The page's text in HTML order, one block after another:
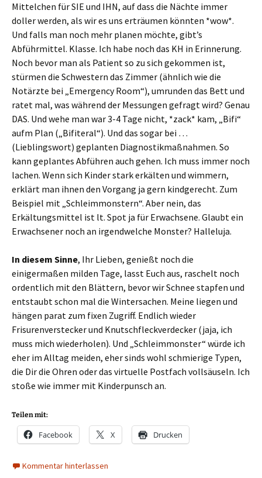
Mittelchen für SIE und IHN, auf dass die Nächte immer
doller werden, als wir es uns erträumen könnten *wow*.
Und falls man noch mehr planen möchte, gibt’s
Abführmittel. Klasse. Ich habe noch das KH in Erinnerung.
Noch bevor man als Patient so zu sich gekommen ist,
stürmen die Schwestern das Zimmer (ähnlich wie die
Notärzte bei „Emergency Room“), umrunden das Bett und
ratet mal, was während der Messungen gefragt wird? Genau
DAS. Und wehe man war 3-4 Tage nicht, *zack* kam, „Bifi“
aufm Plan („Bifiteral“). Und das sogar bei …
(Lieblingswort) geplanten Diagnostikmaßnahmen. So
kann geplantes Abführen auch gehen. Ich muss immer noch
lachen. Wenn sich Kinder stark erkälten und wimmern,
erklärt man ihnen den Vorgang ja gern kindgerecht. Zum
Beispiel mit „Schleimmonstern“. Aber nein, das
Erkältungsmittel ist lt. Spot ja für Erwachsene. Glaubt ein
Erwachsener noch an irgendwelche Monster? Halleluja.
In diesem Sinne, Ihr Lieben, genießt noch die
einigermaßen milden Tage, lasst Euch aus, raschelt noch
ordentlich mit den Blättern, bevor wir Schnee stapfen und
entstaubt schon mal die Wintersachen. Meine liegen und
hängen parat zum fixen Zugriff. Endlich wieder
Frisurenverstecker und Knutschfleckverdecker (jaja, ich
muss mich wiederholen). Und „Schleimmonster“ würde ich
eher im Alltag meiden, eher sinds wohl schmierige Typen,
die Dir die Ohren oder das virtuelle Postfach vollsäuseln. Ich
stoße wie immer mit Kinderpunsch an.
Teilen mit:
Facebook X Drucken
Kommentar hinterlassen